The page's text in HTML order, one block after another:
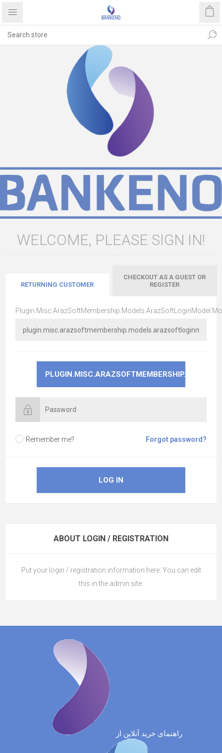
WELCOME, PLEASE SIGN IN!
RETURNING CUSTOMER
CHECKOUT AS A GUEST OR
REGISTER
Remember me? Forgot password?
ABOUT LOGIN / REGISTRATION
Put your login / registration information here. You can edit
this in the admin site.
راهنمای خرید آنلاین از